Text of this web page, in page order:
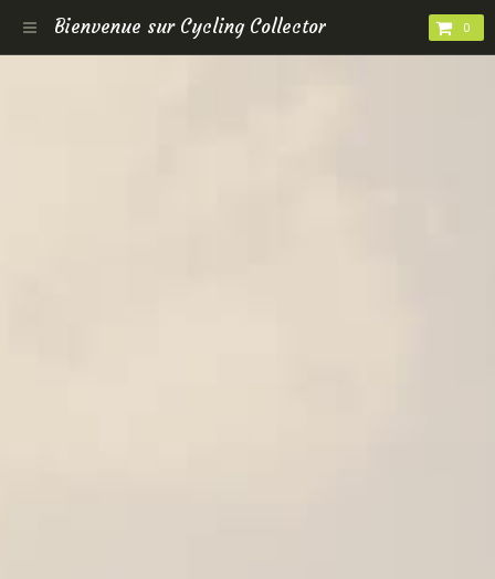
Bienvenue sur Cycling Collector 0